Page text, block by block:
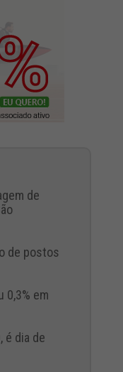
de
de postos
0,3% em
é dia de